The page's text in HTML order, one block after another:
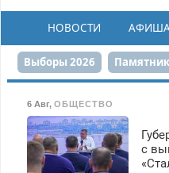
НОВОСТИ
Выборы 2026
Реконструкция
80-летие Победы
6 Авг, ОБЩЕСТВО
с